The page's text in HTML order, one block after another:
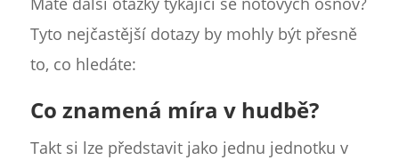
Tyto nejčastější dotazy by mohly být přesně
to, co hledáte:
Co znamená míra v hudbě?
Takt si lze představit jako jednu jednotku v